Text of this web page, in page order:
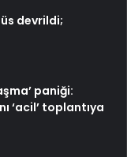
devrildi;
paniği:
‘acil’ toplantıya